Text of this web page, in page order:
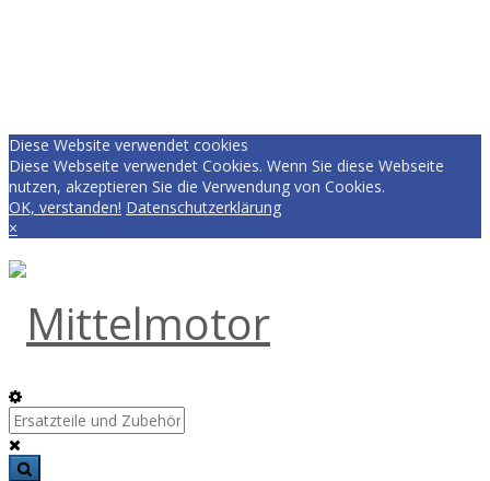
Diese Website verwendet cookies
Diese Webseite verwendet Cookies. Wenn Sie diese Webseite
nutzen, akzeptieren Sie die Verwendung von Cookies.
OK, verstanden! Datenschutzerklärung
×